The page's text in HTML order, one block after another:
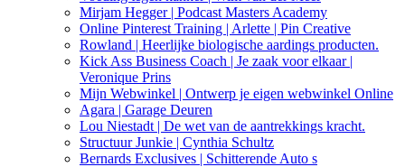
Mirjam Hegger | Podcast Masters Academy
Online Pinterest Training | Arlette | Pin Creative
Rowland | Heerlijke biologische aardings producten.
Kick Ass Business Coach | Je zaak voor elkaar |
Veronique Prins
Mijn Webwinkel | Ontwerp je eigen webwinkel Online
Agara | Garage Deuren
Lou Niestadt | De wet van de aantrekkings kracht.
Structuur Junkie | Cynthia Schultz
Bernards Exclusives | Schitterende Auto s